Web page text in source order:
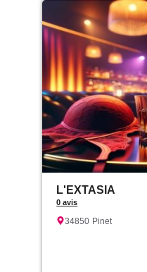
L'EXTASIA
0 avis
34850 Pinet